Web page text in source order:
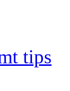
tips